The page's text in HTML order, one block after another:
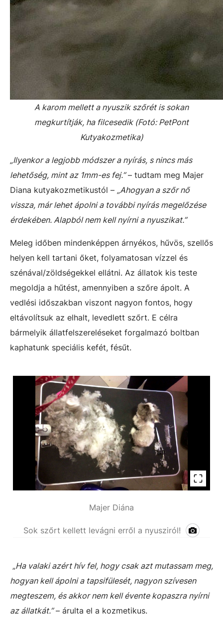
A karom mellett a nyuszik szőrét is sokan
megkurtítják, ha filcesedik (Fotó: PetPont
Kutyakozmetika)
„Ilyenkor a legjobb módszer a nyírás, s nincs más
lehetőség, mint az 1mm-es fej.”– tudtam meg Majer
Diana kutyakozmetikustól – „Ahogyan a szőr nő
vissza, már lehet ápolni a további nyírás megelőzése
érdekében. Alapból nem kell nyírni a nyuszikat.”
Meleg időben mindenképpen árnyékos, hűvös, szellős
helyen kell tartani őket, folyamatosan vízzel és
szénával/zöldségekkel ellátni. Az állatok kis teste
megoldja a hűtést, amennyiben a szőre ápolt. A
vedlési időszakban viszont nagyon fontos, hogy
eltávolítsuk az elhalt, levedlett szőrt. E célra
bármelyik állatfelszereléseket forgalmazó boltban
kaphatunk speciális kefét, fésűt.
Majer Diána
Sok szőrt kellett levágni erről a nyusziról!
„Ha valaki azért hív fel, hogy csak azt mutassam meg,
hogyan kell ápolni a tapsifülesét, nagyon szívesen
megteszem, és akkor nem kell évente kopaszra nyírni
az állatkát.”– árulta el a kozmetikus.